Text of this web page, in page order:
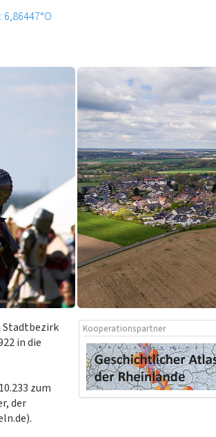
6,86447°O
Kooperationspartner
Stadtbezirk
in die
zum
der